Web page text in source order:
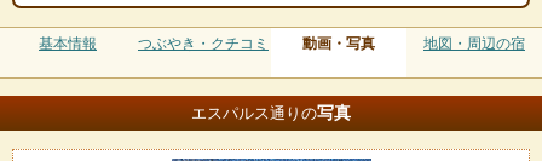
基本情報 つぶやき・クチコミ 動画・写真 地図・周辺の宿
エスパルス通りの写真